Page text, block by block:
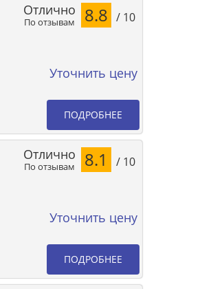
По отзывам
Отлично 8.8 / 10
Уточнить цену
ПОДРОБНЕЕ
По отзывам
Отлично 8.1 / 10
Уточнить цену
ПОДРОБНЕЕ